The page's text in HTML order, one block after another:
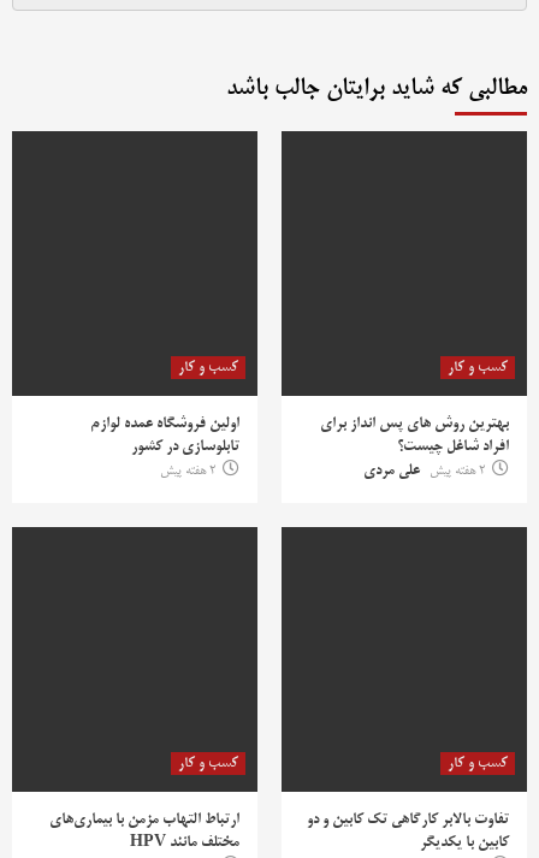
مطالبی که شاید برایتان جالب باشد
کسب و کار
بهترین روش‌ های پس‌ انداز برای
افراد شاغل چیست؟
2 هفته پیش
علی مردی
کسب و کار
اولین فروشگاه عمده لوازم
تابلوسازی در کشور
2 هفته پیش
کسب و کار
تفاوت بالابر کارگاهی تک کابین و دو
کابین با یکدیگر
کسب و کار
ارتباط التهاب مزمن با بیماری‌های
مختلف مانند HPV